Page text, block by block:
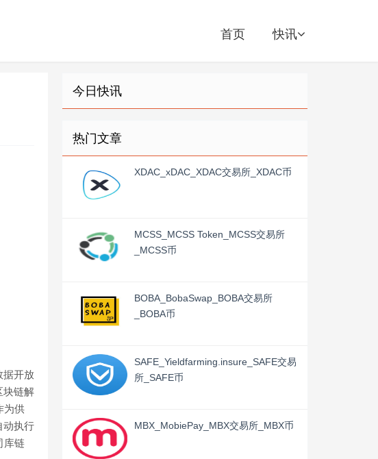
首页 快讯
据开放
块链解
为供
动执行
库链
今日快讯
热门文章
XDAC_xDAC_XDAC交易所_XDAC币
MCSS_MCSS Token_MCSS交易所
_MCSS币
BOBA_BobaSwap_BOBA交易所
_BOBA币
SAFE_Yieldfarming.insure_SAFE交易
所_SAFE币
MBX_MobiePay_MBX交易所_MBX币